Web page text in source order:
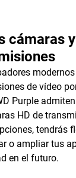
cámaras y
de vídeo
Purple
HD de
tendrás
o ampliar tus
en el futuro.